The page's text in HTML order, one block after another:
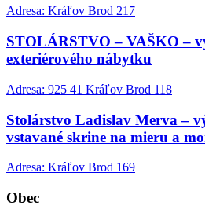
Adresa: Kráľov Brod 217
STOLÁRSTVO – VAŠKO –
exteriérového nábytku
Adresa: 925 41 Kráľov Brod 118
Stolárstvo Ladislav Merva –
vstavané skrine na mieru a
Adresa: Kráľov Brod 169
Obec